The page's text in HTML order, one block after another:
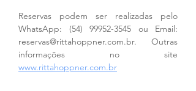
Reservas podem ser realizadas pelo
WhatsApp: (54) 99952-3545 ou Email:
reservas@rittahoppner.com.br. Outras
www.rittahoppner.com.br